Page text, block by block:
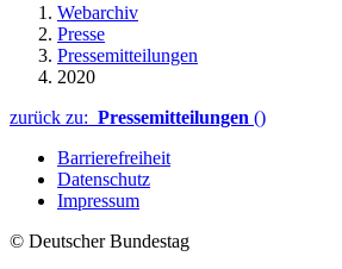
Webarchiv
Presse
Pressemitteilungen
2020
zurück zu: Pressemitteilungen ()
Barrierefreiheit
Datenschutz
Impressum
© Deutscher Bundestag